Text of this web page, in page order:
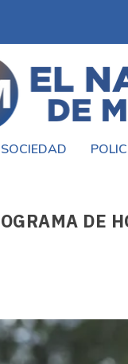
SOCIEDAD
DE